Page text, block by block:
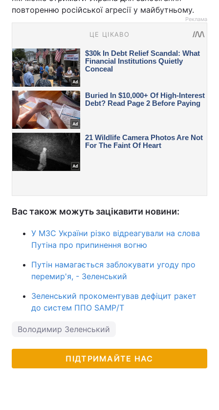
повторенню російської агресії у майбутньому.
Реклама
Вас також можуть зацікавити новини:
У МЗС України різко відреагували на слова
Путіна про припинення вогню
Путін намагається заблокувати угоду про
перемир'я, - Зеленський
Зеленський прокоментував дефіцит ракет
до систем ППО SAMP/T
Володимир Зеленський
ПІДТРИМАЙТЕ НАС